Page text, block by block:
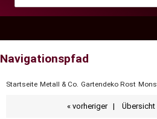
Navigationspfad
Startseite Metall & Co. Gartendeko Rost
« vorheriger| Übersicht